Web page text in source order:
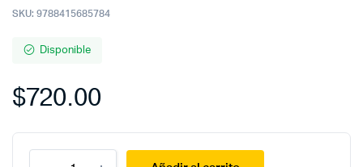
SKU: 9788415685784
Disponible
$720.00